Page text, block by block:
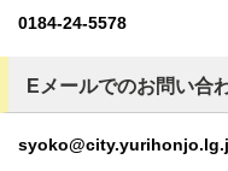
0184-24-5578
Eメールでのお問い合